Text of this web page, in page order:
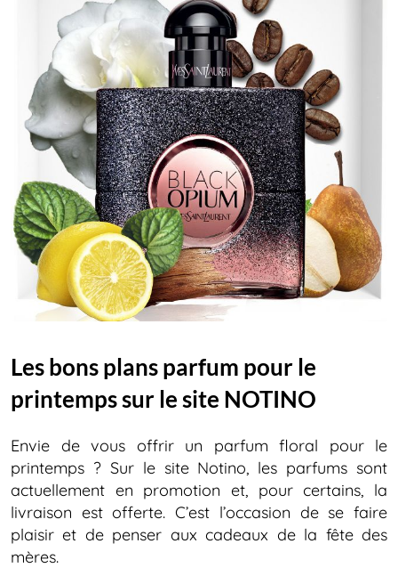
Les bons plans parfum pour le
printemps sur le site NOTINO
Envie de vous offrir un parfum floral pour le
printemps ? Sur le site Notino, les parfums sont
actuellement en promotion et, pour certains, la
livraison est offerte. C’est l’occasion de se faire
plaisir et de penser aux cadeaux de la fête des
mères.